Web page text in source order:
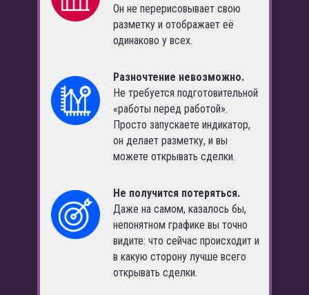
Он не перерисовывает свою
разметку и отображает её
одинаково у всех.
Разночтение невозможно.
Не требуется подготовительной
«работы перед работой».
Просто запускаете индикатор,
он делает разметку, и вы
можете открывать сделки.
Не получится потеряться.
Даже на самом, казалось бы,
непонятном графике вы точно
видите: что сейчас происходит и
в какую сторону лучше всего
открывать сделки.